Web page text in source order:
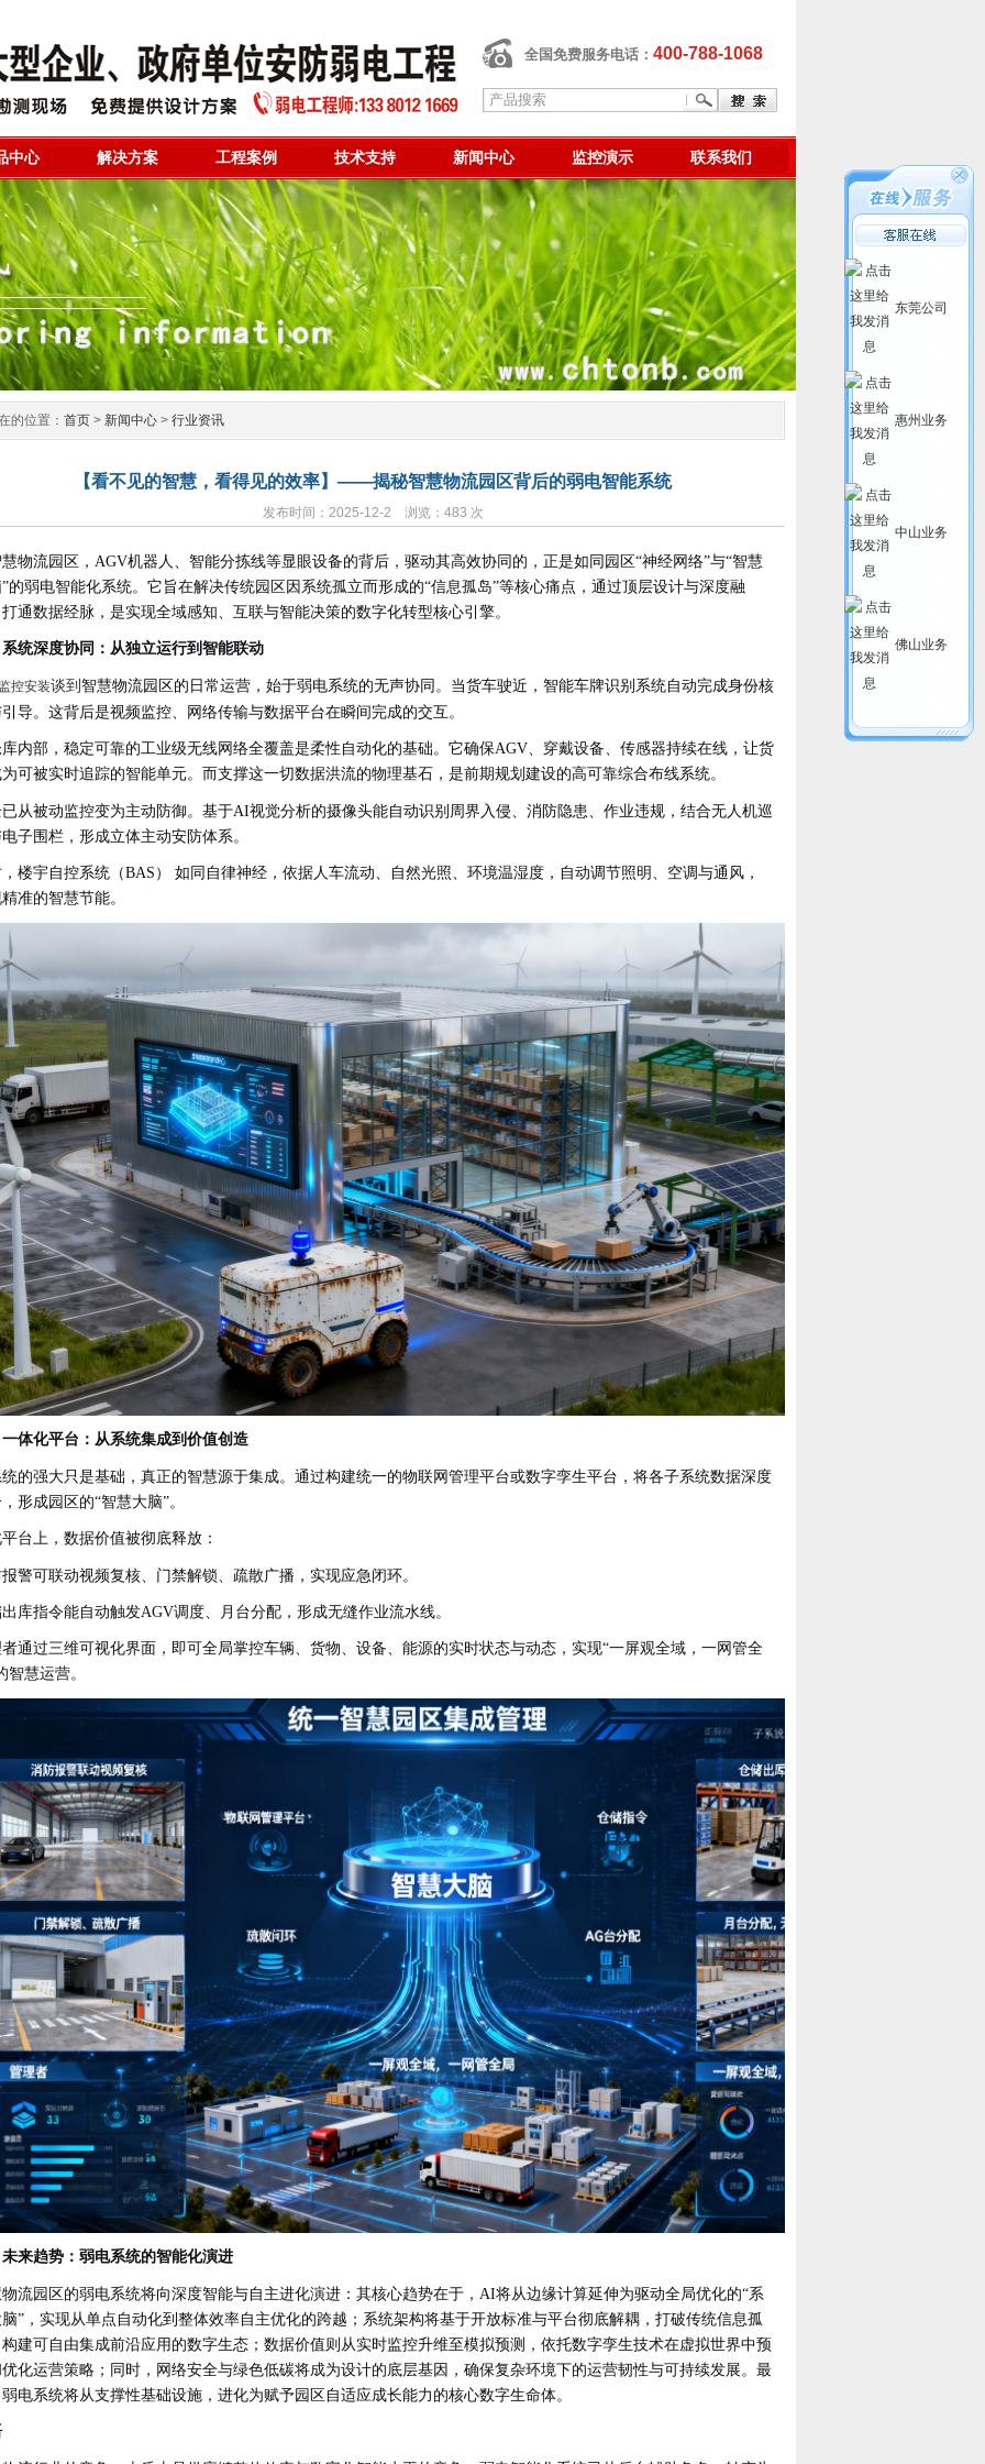
全国免费服务电话： 400-788-1068
中心 解决方案 工程案例 技术支持 新闻中心 监控演示 联系我们
的位置： 首页 > 新闻中心 > 行业资讯
【看不见的智慧，看得见的效率】——揭秘智慧物流园区背后的弱电智能系统
发布时间：2025-12-2 浏览：483 次
物流园区， AGV机器人、智能分拣线等显眼设备的背后，驱动其高效协同的，正是如同园区“神经网络”与“智慧
的弱电智能化系统。它旨在解决传统园区因系统孤立而形成的“信息孤岛”等核心痛点，通过顶层设计与深度融
通数据经脉，是实现全域感知、互联与智能决策的数字化转型核心引擎。
统深度协同：从独立运行到智能联动
控安装谈到 智慧物流园区的日常运营，始于弱电系统的无声协同。当货车驶近，智能车牌识别系统自动完成身份核
导。这背后是视频监控、网络传输与数据平台在瞬间完成的交互。
内部，稳定可靠的工业级无线网络全覆盖是柔性自动化的基础。它确保AGV、穿戴设备、传感器持续在线，让货
可被实时追踪的智能单元。而支撑这一切数据洪流的物理基石，是前期规划建设的高可靠综合布线系统。
从被动监控变为主动防御。基于AI视觉分析的摄像头能自动识别周界入侵、消防隐患、作业违规，结合无人机巡
子围栏，形成立体主动安防体系。
楼宇自控系统（BAS） 如同自律神经，依据人车流动、自然光照、环境温湿度，自动调节照明、空调与通风，
准的智慧节能。
体化平台：从系统集成到价值创造
的强大只是基础，真正的智慧源于集成。通过构建统一的物联网管理平台或数字孪生平台，将各子系统数据深度
形成园区的“智慧大脑”。
台上，数据价值被彻底释放：
警可联动视频复核、门禁解锁、疏散广播，实现应急闭环。
库指令能自动触发AGV调度、月台分配，形成无缝作业流水线。
通过三维可视化界面，即可全局掌控车辆、货物、设备、能源的实时状态与动态，实现“一屏观全域，一网管全
智慧运营。
来趋势：弱电系统的智能化演进
流园区的弱电系统将向深度智能与自主进化演进：其核心趋势在于， AI将从边缘计算延伸为驱动全局优化的“系
”，实现从单点自动化到整体效率自主优化的跨越；系统架构将基于开放标准与平台彻底解耦，打破传统信息孤
建可自由集成前沿应用的数字生态；数据价值则从实时监控升维至模拟预测，依托数字孪生技术在虚拟世界中预
化运营策略；同时，网络安全与绿色低碳将成为设计的底层基因，确保复杂环境下的运营韧性与可持续发展。最
电系统将从支撑性基础设施，进化为赋予园区自适应成长能力的核心数字生命体。
东莞公司
惠州业务
中山业务
佛山业务